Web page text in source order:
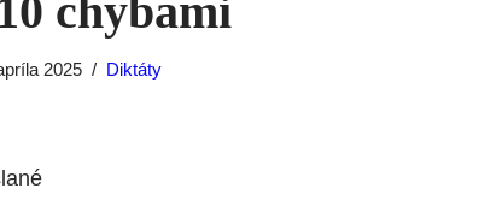
chybami
2025 Diktáty